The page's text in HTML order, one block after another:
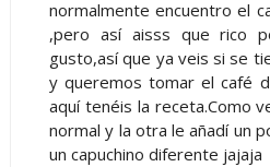
normalmente encuentro el
,pero así aisss que rico
gusto,así que ya veis si se
y queremos tomar el café
aquí tenéis la receta.Como
normal y la otra le añadí un
un capuchino diferente jajaja